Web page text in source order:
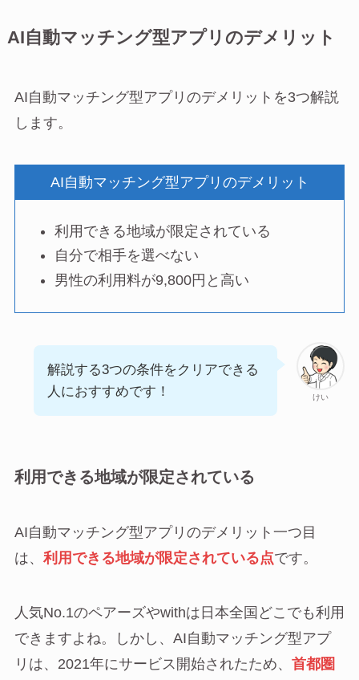
AI自動マッチング型アプリのデメリット
AI自動マッチング型アプリのデメリットを3つ解説
します。
AI自動マッチング型アプリのデメリット
利用できる地域が限定されている
自分で相手を選べない
男性の利用料が9,800円と高い
けい
解説する3つの条件をクリアできる
人におすすめです！
利用できる地域が限定されている
AI自動マッチング型アプリのデメリット一つ目
は、 利用できる地域が限定されている点です。
人気No.1のペアーズやwithは日本全国どこでも利用
できますよね。しかし、AI自動マッチング型アプ
リは、2021年にサービス開始されたため、 首都圏